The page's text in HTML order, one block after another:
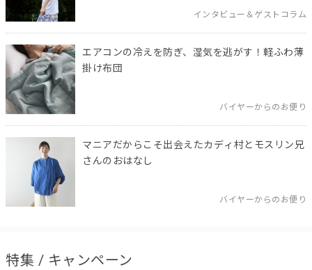
インタビュー＆ゲストコラム
エアコンの冷えを防ぎ、湿気を逃がす！軽ふわ薄
掛け布団
バイヤーからのお便り
マニアだからこそ出会えたカディ村とモスリン兄
さんのおはなし
バイヤーからのお便り
特集 / キャンペーン